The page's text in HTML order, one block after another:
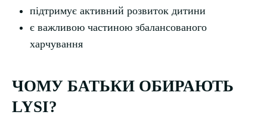
підтримує активний розвиток дитини
є важливою частиною збалансованого
харчування
ЧОМУ БАТЬКИ ОБИРАЮТЬ
LYSI?